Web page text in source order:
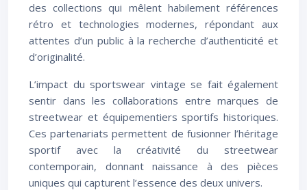
des collections qui mêlent habilement références
rétro et technologies modernes, répondant aux
attentes d’un public à la recherche d’authenticité et
d’originalité.
L’impact du sportswear vintage se fait également
sentir dans les collaborations entre marques de
streetwear et équipementiers sportifs historiques.
Ces partenariats permettent de fusionner l’héritage
sportif avec la créativité du streetwear
contemporain, donnant naissance à des pièces
uniques qui capturent l’essence des deux univers.